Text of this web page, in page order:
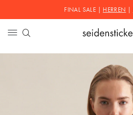
FINAL SALE | HERREN